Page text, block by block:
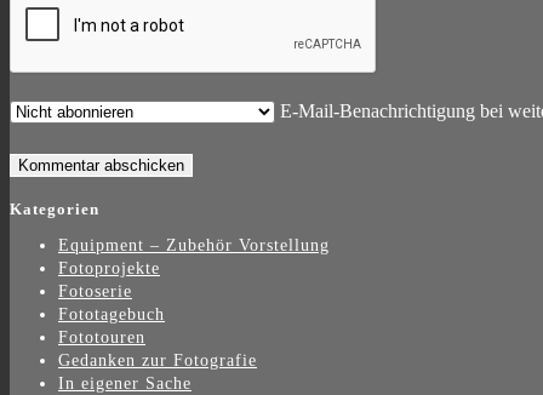
E-Mail-Benachrichtigung bei
Kategorien
Equipment – Zubehör Vorstellung
Fotoprojekte
Fotoserie
Fototagebuch
Fototouren
Gedanken zur Fotografie
In eigener Sache